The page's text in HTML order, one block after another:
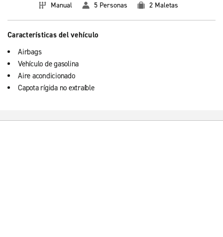
Manual 5 Personas 2 Maletas
Características del vehículo
Airbags
Vehículo de gasolina
Aire acondicionado
Capota rígida no extraíble